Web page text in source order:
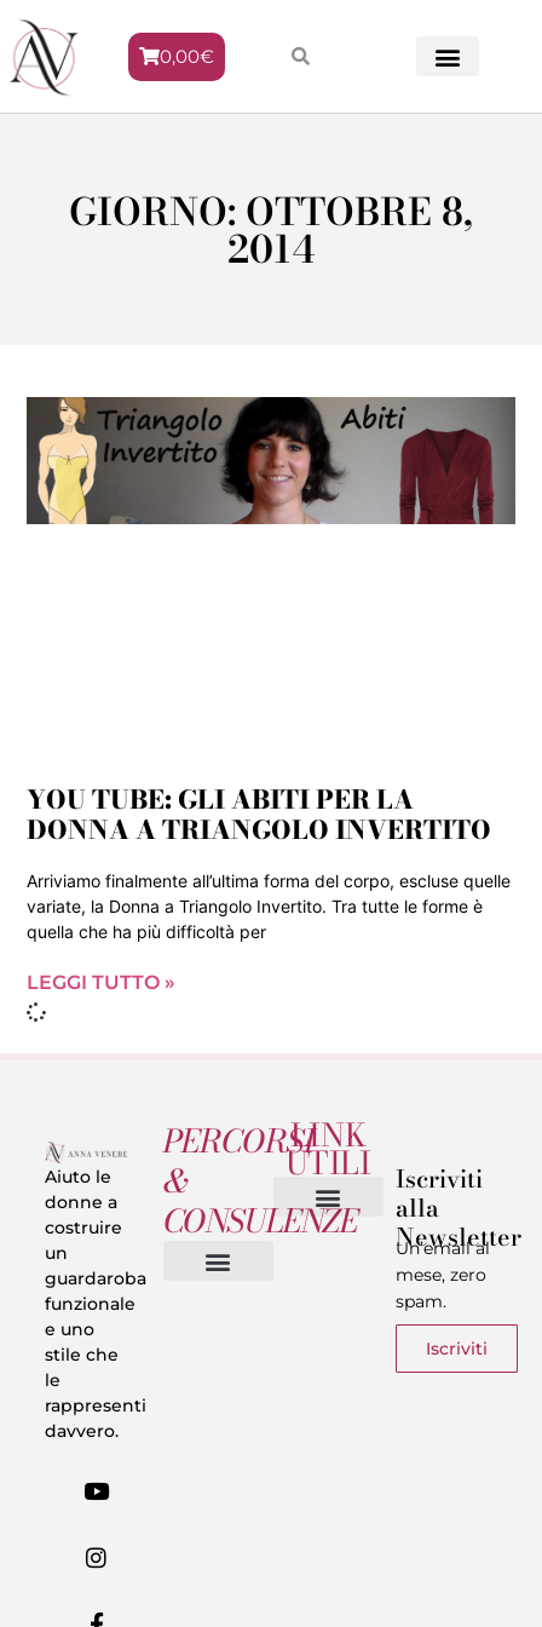
0,00€
GIORNO: OTTOBRE 8,
2014
YOU TUBE: GLI ABITI PER LA
DONNA A TRIANGOLO INVERTITO
Arriviamo finalmente all’ultima forma del corpo, escluse quelle
variate, la Donna a Triangolo Invertito. Tra tutte le forme è
quella che ha più difficoltà per
LEGGI TUTTO »
Aiuto le
donne a
costruire
un
guardaroba
funzionale
e uno
stile che
le
rappresenti
davvero.
PERCORSI
&
CONSULENZE
LINK
UTILI Iscriviti
alla
Newsletter
Un’email al
mese, zero
spam.
Iscriviti